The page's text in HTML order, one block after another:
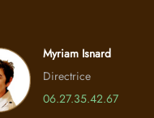
Myriam Isnard
Directrice
06.27.35.42.67